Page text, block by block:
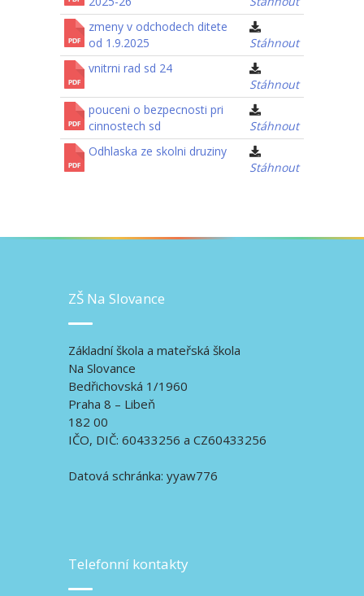
zmeny v odchodech ditete
od 1.9.2025
Stáhnout
vnitrni rad sd 24
Stáhnout
pouceni o bezpecnosti pri
cinnostech sd
Stáhnout
Odhlaska ze skolni druziny
Stáhnout
ZŠ Na Slovance
Základní škola a mateřská škola
Na Slovance
Bedřichovská 1/1960
Praha 8 – Libeň
182 00
IČO, DIČ: 60433256 a CZ60433256
Datová schránka: yyaw776
Telefonní kontakty